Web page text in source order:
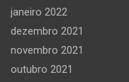
janeiro 2022
dezembro 2021
novembro 2021
outubro 2021